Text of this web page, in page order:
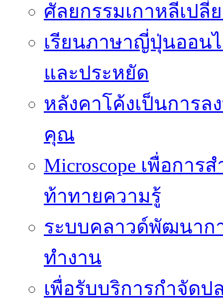
ศัลยกรรมเกาหลีเปลี่
เรียนภาษาญี่ปุ่นออน
และประหยัด
หลังคาโค้งเป็นการ
คุณ
Microscope เพื่อกา
ท้าทายความรู้
ระบบคลาวด์พัฒนาก
ทำงาน
เพื่อรับบริการกำจัด